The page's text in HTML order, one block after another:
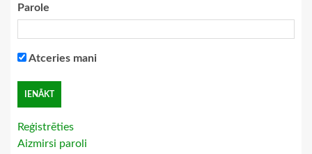
Parole
Atceries mani
Reģistrēties
Aizmirsi paroli